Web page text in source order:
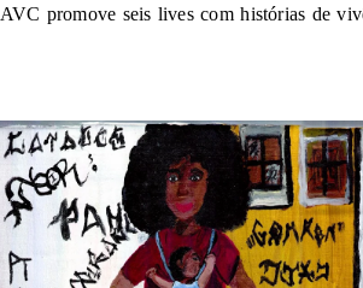
promove seis lives com histórias de